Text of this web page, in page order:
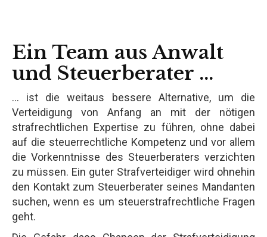
Ein Team aus Anwalt
und Steuerberater ...
… ist die weitaus bessere Alternative, um die
Verteidigung von Anfang an mit der nötigen
strafrechtlichen Expertise zu führen, ohne dabei
auf die steuerrechtliche Kompetenz und vor allem
die Vorkenntnisse des Steuerberaters verzichten
zu müssen. Ein guter Strafverteidiger wird ohnehin
den Kontakt zum Steuerberater seines Mandanten
suchen, wenn es um steuerstrafrechtliche Fragen
geht.